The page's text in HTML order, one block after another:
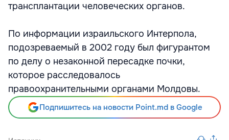
трансплантации человеческих органов.
По информации израильского Интерпола,
подозреваемый в 2002 году был фигурантом
по делу о незаконной пересадке почки,
которое расследовалось
правоохранительными органами Молдовы.
Подпишитесь на новости Point.md в Google